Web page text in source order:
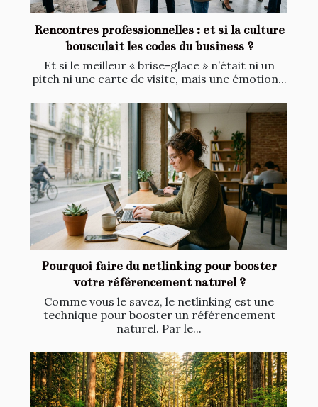
Rencontres professionnelles : et si la culture
bousculait les codes du business ?
Et si le meilleur « brise-glace » n’était ni un
pitch ni une carte de visite, mais une émotion...
Pourquoi faire du netlinking pour booster
votre référencement naturel ?
Comme vous le savez, le netlinking est une
technique pour booster un référencement
naturel. Par le...